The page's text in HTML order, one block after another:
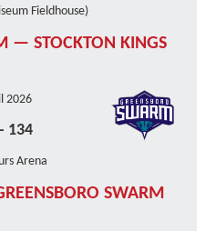
Fieldhouse)
— STOCKTON KINGS
2026
- 134
Arena
SWARM